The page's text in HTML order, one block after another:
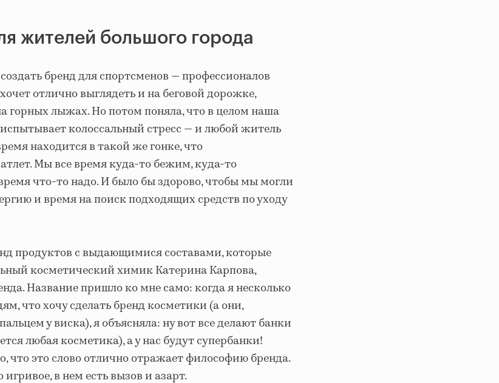
жителей большого города
бренд для спортсменов — профессионалов
отлично выглядеть и на беговой дорожке,
горных лыжах. Но потом поняла, что в целом наша
колоссальный стресс — и любой житель
находится в такой же гонке, что
Мы все время куда-то бежим, куда-то
что-то надо. И было бы здорово, чтобы мы могли
и время на поиск подходящих средств по уходу
продуктов с выдающимися составами, которые
косметический химик Катерина Карпова,
Название пришло ко мне само: когда я несколько
что хочу сделать бренд косметики (а они,
у виска), я объясняла: ну вот все делают банки
любая косметика), а у нас будут супербанки!
что это слово отлично отражает философию бренда.
в нем есть вызов и азарт.